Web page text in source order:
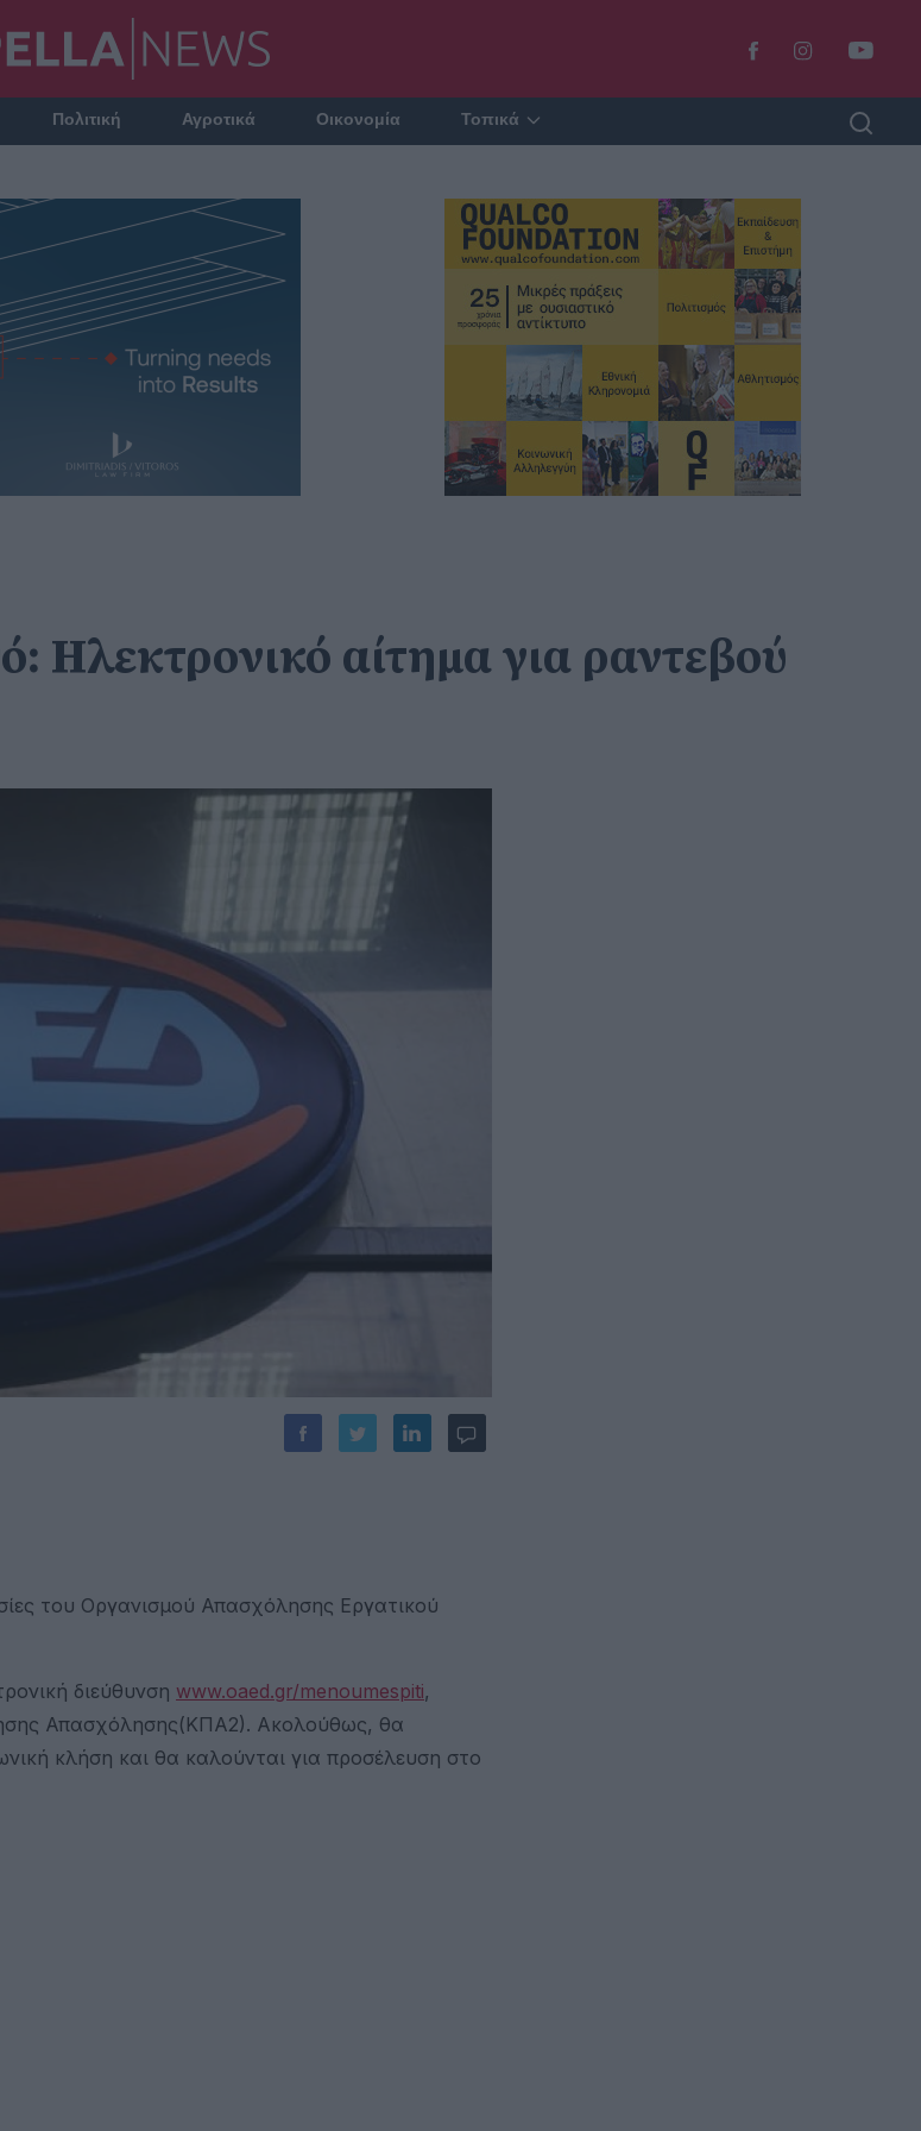
Πολιτική Αγροτικά Οικονομία Τοπικά
Ηλεκτρονικό αίτημα για ραντεβού
του Οργανισμού Απασχόλησης Εργατικού
διεύθυνση www.oaed.gr/menoumespiti,
Απασχόλησης(ΚΠΑ2). Ακολούθως, θα
κλήση και θα καλούνται για προσέλευση στο